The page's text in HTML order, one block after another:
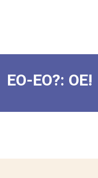
EO-EO?: OE!